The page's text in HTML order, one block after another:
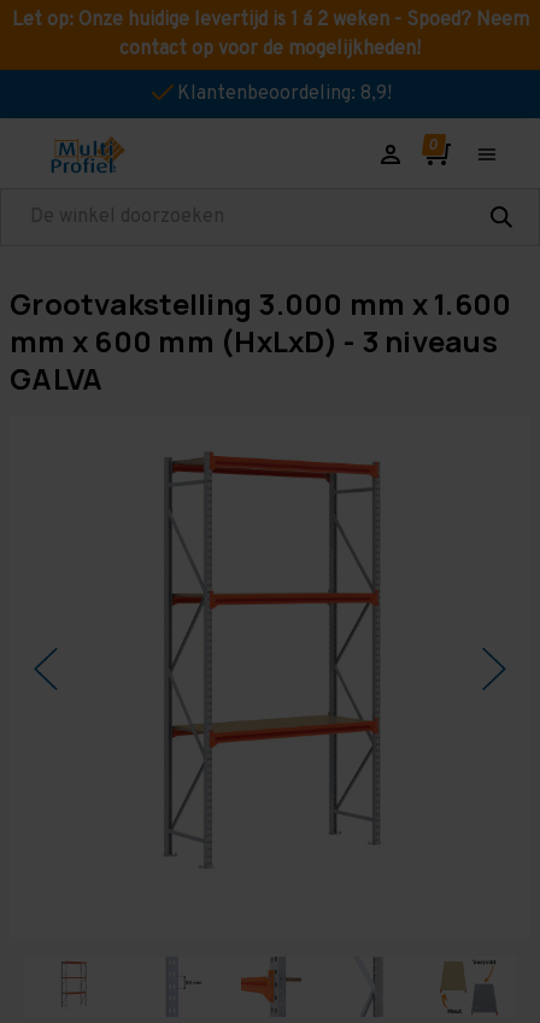
Let op: Onze huidige levertijd is 1 á 2 weken - Spoed? Neem
contact op voor de mogelijkheden!
Klantenbeoordeling: 8,9!
Zoeken
Grootvakstelling 3.000 mm x 1.600
mm x 600 mm (HxLxD) - 3 niveaus
GALVA